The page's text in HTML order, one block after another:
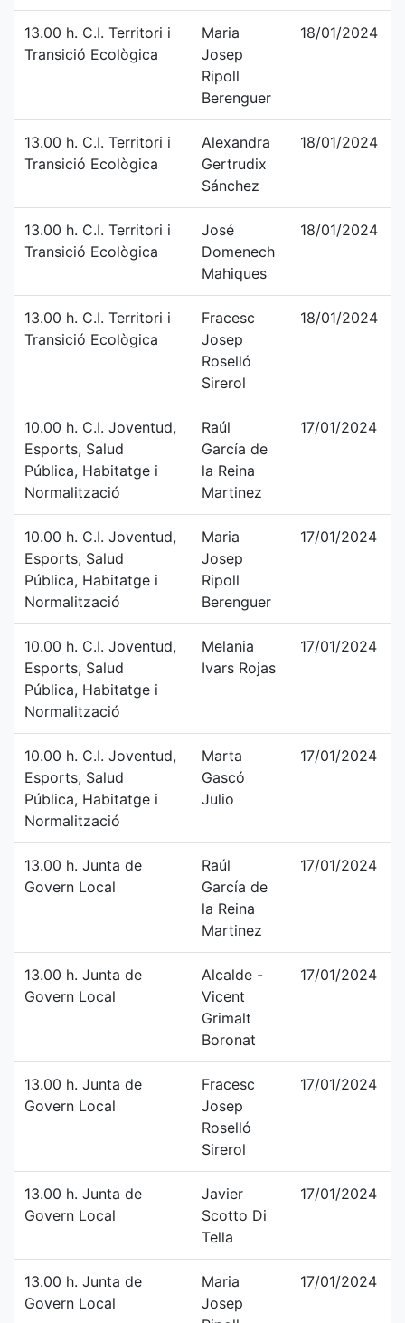
13.00 h. C.I. Territori i
Transició Ecològica
Maria
Josep
Ripoll
Berenguer
18/01/2024
13.00 h. C.I. Territori i
Transició Ecològica
Alexandra
Gertrudix
Sánchez
18/01/2024
13.00 h. C.I. Territori i
Transició Ecològica
José
Domenech
Mahiques
18/01/2024
13.00 h. C.I. Territori i
Transició Ecològica
Fracesc
Josep
Roselló
Sirerol
18/01/2024
10.00 h. C.I. Joventud,
Esports, Salud
Pública, Habitatge i
Normalització
Raúl
García de
la Reina
Martinez
17/01/2024
10.00 h. C.I. Joventud,
Esports, Salud
Pública, Habitatge i
Normalització
Maria
Josep
Ripoll
Berenguer
17/01/2024
10.00 h. C.I. Joventud,
Esports, Salud
Pública, Habitatge i
Normalització
Melania
Ivars Rojas
17/01/2024
10.00 h. C.I. Joventud,
Esports, Salud
Pública, Habitatge i
Normalització
Marta
Gascó
Julio
17/01/2024
13.00 h. Junta de
Govern Local
Raúl
García de
la Reina
Martinez
17/01/2024
13.00 h. Junta de
Govern Local
Alcalde -
Vicent
Grimalt
Boronat
17/01/2024
13.00 h. Junta de
Govern Local
Fracesc
Josep
Roselló
Sirerol
17/01/2024
13.00 h. Junta de
Govern Local
Javier
Scotto Di
Tella
17/01/2024
13.00 h. Junta de
Govern Local
Maria
Josep
17/01/2024